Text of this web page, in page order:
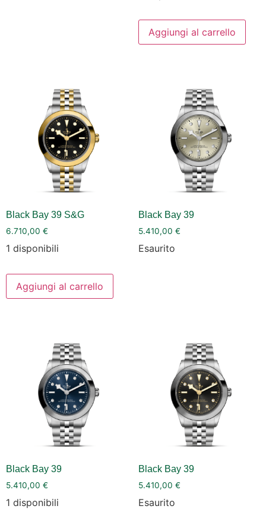
Aggiungi al carrello
Black Bay 39 S&G
6.710,00 €
1 disponibili
Aggiungi al carrello
Black Bay 39
5.410,00 €
Esaurito
Black Bay 39
5.410,00 €
1 disponibili
Black Bay 39
5.410,00 €
Esaurito